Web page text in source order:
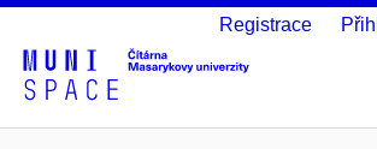
Registrace